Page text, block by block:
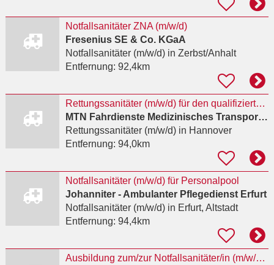
Notfallsanitäter ZNA (m/w/d)
Fresenius SE & Co. KGaA
Notfallsanitäter (m/w/d)in Zerbst/Anhalt
Entfernung: 92,4km
Rettungssanitäter (m/w/d) für den qualifizierten Krankentransport
MTN Fahrdienste Medizinisches Transportmanagement Niedersachsen Eicke Rojahn e.K.
Rettungssanitäter (m/w/d)in Hannover
Entfernung: 94,0km
Notfallsanitäter (m/w/d) für Personalpool
Johanniter - Ambulanter Pflegedienst Erfurt
Notfallsanitäter (m/w/d)in Erfurt, Altstadt
Entfernung: 94,4km
Ausbildung zum/zur Notfallsanitäter/in (m/w/d) 2027